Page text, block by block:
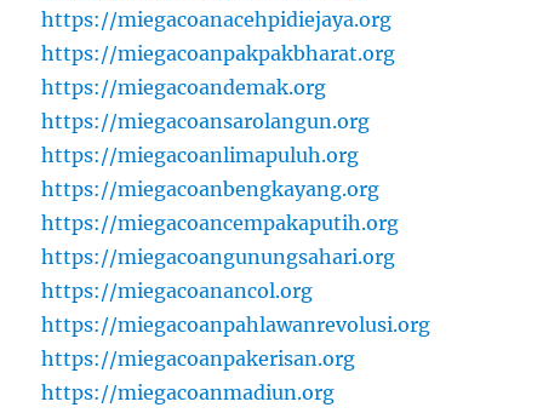
https://miegacoanacehpidiejaya.org
https://miegacoanpakpakbharat.org
https://miegacoandemak.org
https://miegacoansarolangun.org
https://miegacoanlimapuluh.org
https://miegacoanbengkayang.org
https://miegacoancempakaputih.org
https://miegacoangunungsahari.org
https://miegacoanancol.org
https://miegacoanpahlawanrevolusi.org
https://miegacoanpakerisan.org
https://miegacoanmadiun.org